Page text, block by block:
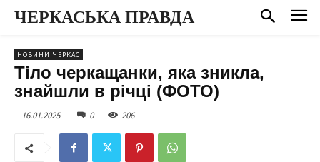
ЧЕРКАСЬКА ПРАВДА
НОВИНИ ЧЕРКАС
Тіло черкащанки, яка зникла,
знайшли в річці (ФОТО)
16.01.2025 0 206